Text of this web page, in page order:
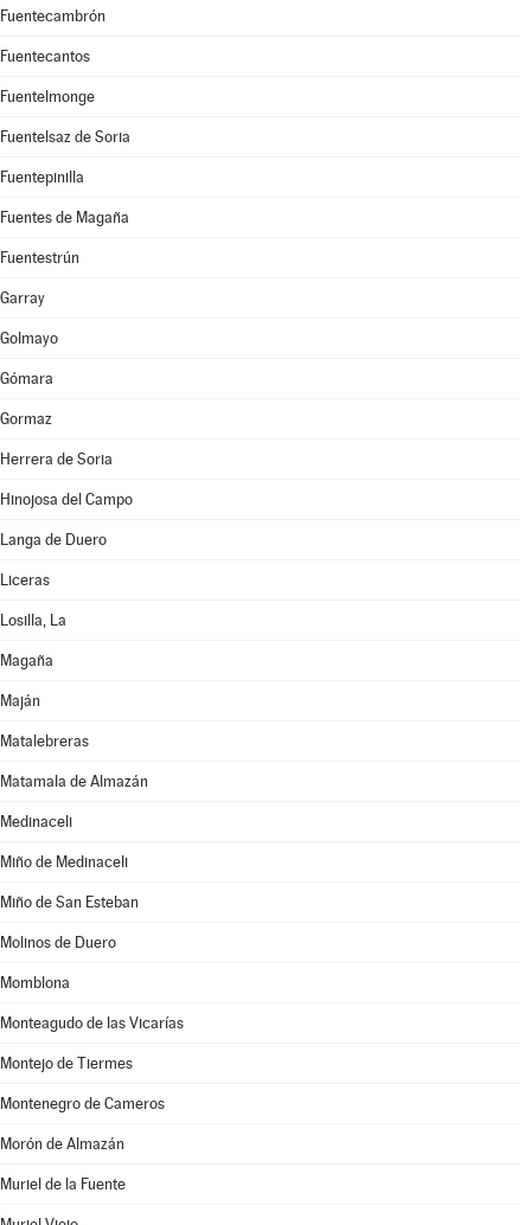
Fuentecambrón
Fuentecantos
Fuentelmonge
Fuentelsaz de Soria
Fuentepinilla
Fuentes de Magaña
Fuentestrún
Garray
Golmayo
Gómara
Gormaz
Herrera de Soria
Hinojosa del Campo
Langa de Duero
Liceras
Losilla, La
Magaña
Maján
Matalebreras
Matamala de Almazán
Medinaceli
Miño de Medinaceli
Miño de San Esteban
Molinos de Duero
Momblona
Monteagudo de las Vicarías
Montejo de Tiermes
Montenegro de Cameros
Morón de Almazán
Muriel de la Fuente